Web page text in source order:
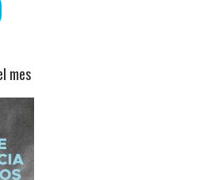
mes